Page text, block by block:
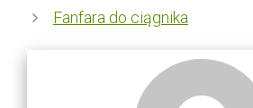
Fanfara do ciągnika